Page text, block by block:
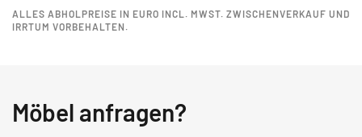
ALLES ABHOLPREISE IN EURO INCL. MWST. ZWISCHENVERKAUF UND
IRRTUM VORBEHALTEN.
Möbel anfragen?